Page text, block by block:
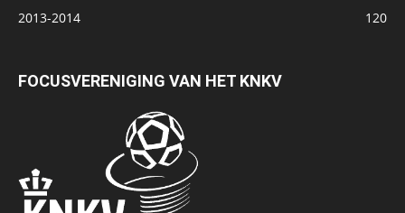
2013-2014
120
FOCUSVERENIGING VAN HET KNKV